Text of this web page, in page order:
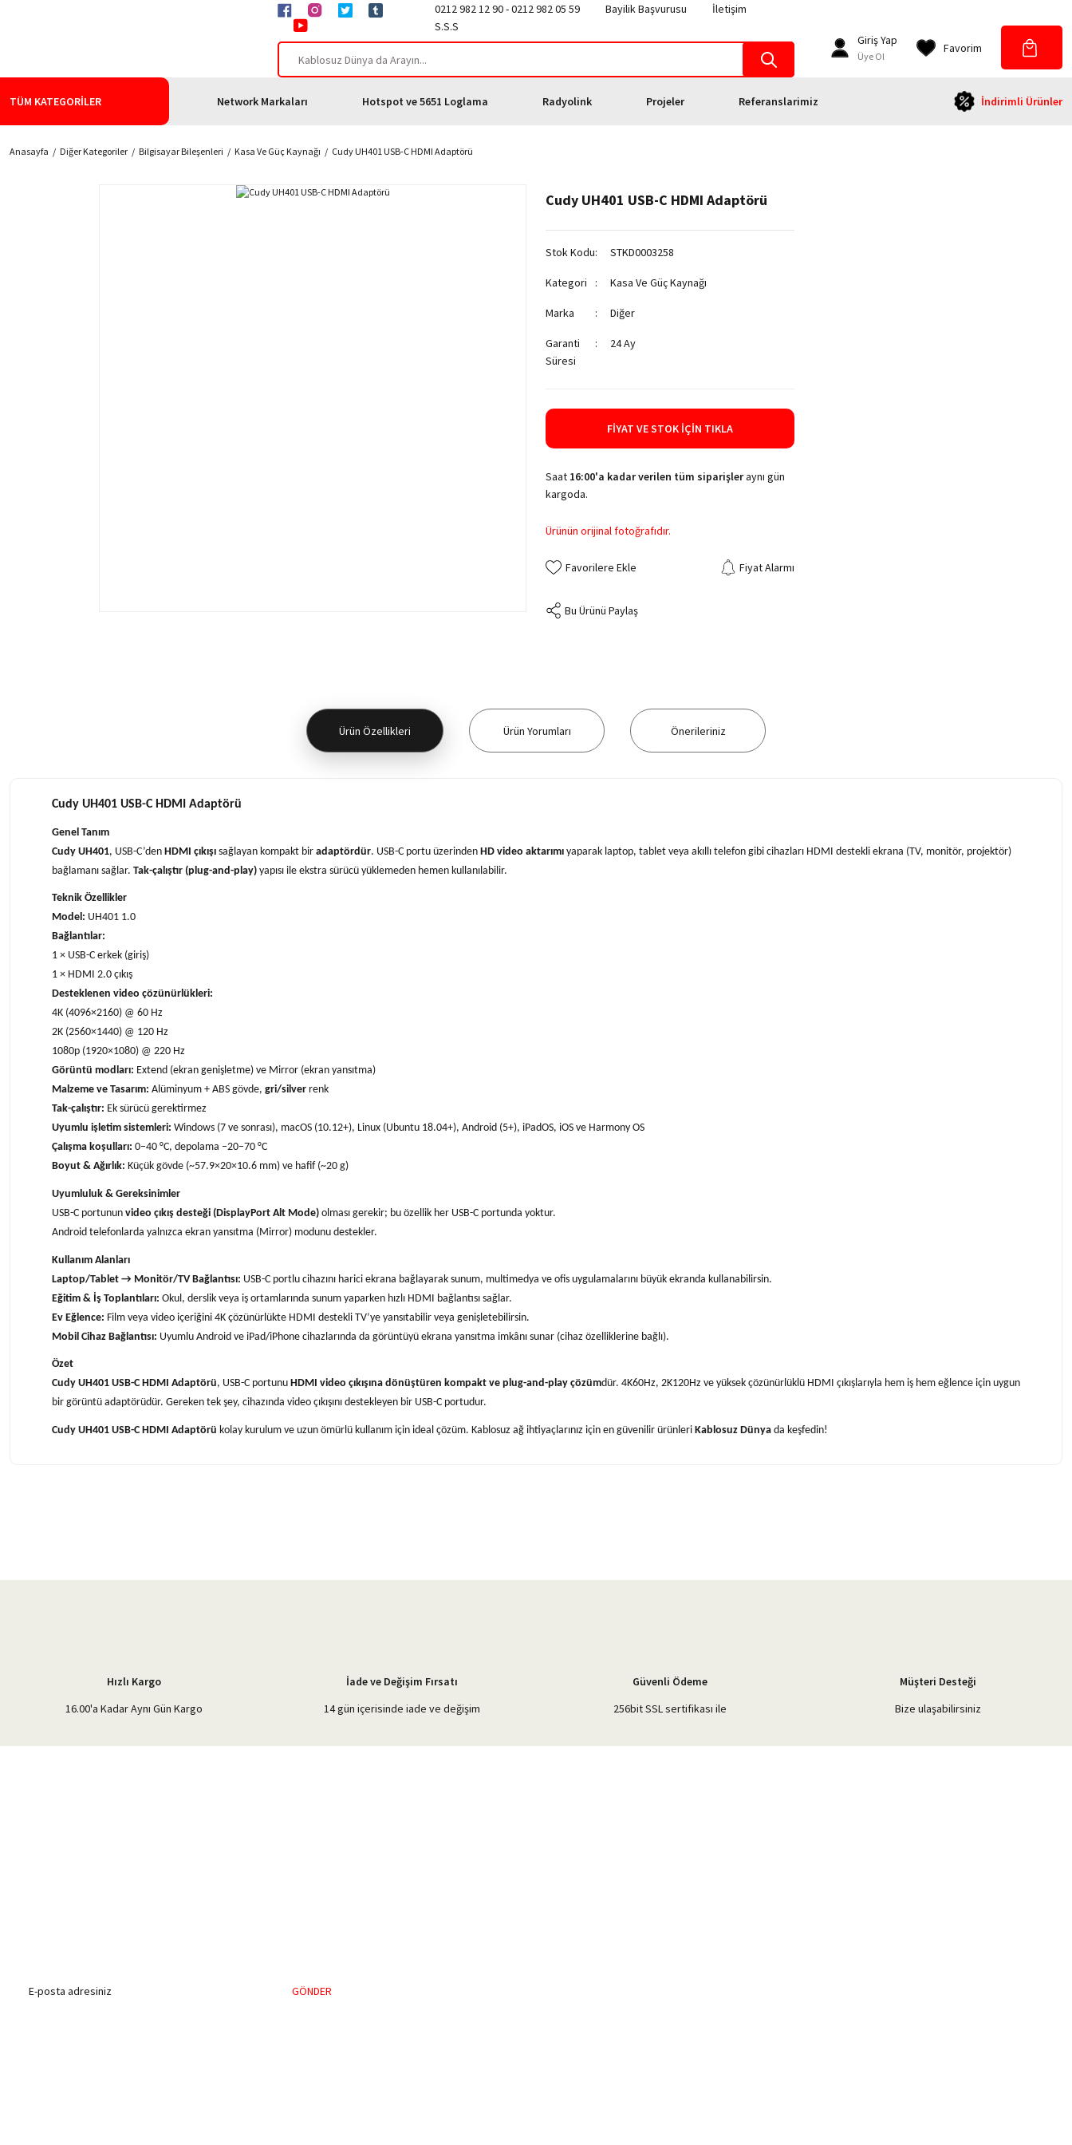
0212 982 12 90 - 0212 982 05 59 Bayilik Başvurusu
İletişim
S.S.S
Giriş Yap
Üye Ol
Favorim
TÜM KATEGORİLER Network Markaları Hotspot ve 5651 Loglama Radyolink Projeler Referanslarimiz İndirimli Ürünler
Anasayfa Diğer Kategoriler Bilgisayar Bileşenleri Kasa Ve Güç Kaynağı Cudy UH401 USB-C HDMI Adaptörü
Cudy UH401 USB-C HDMI Adaptörü
Stok Kodu STKD0003258
Kategori Kasa Ve Güç Kaynağı
Marka Diğer
Garanti
Süresi
24 Ay
FIYAT VE STOK İÇIN TIKLA
Saat 16:00'a kadar verilen tüm siparişleraynı gün
kargoda.
Ürünün orijinal fotoğrafıdır.
Fiyat Alarmı
Bu Ürünü Paylaş
Ürün Özellikleri Ürün Yorumları Önerileriniz
Cudy UH401 USB-C HDMI Adaptörü
Genel Tanım
Cudy UH401, USB-C’den HDMI çıkışı sağlayan kompakt bir adaptördür. USB-C portu üzerinden HD video aktarımı yaparak laptop, tablet veya akıllı telefon gibi cihazları HDMI destekli ekrana (TV, monitör, projektör)
bağlamanı sağlar. Tak-çalıştır (plug-and-play) yapısı ile ekstra sürücü yüklemeden hemen kullanılabilir.
Teknik Özellikler
Model: UH401 1.0
Bağlantılar:
1 × USB-C erkek (giriş)
1 × HDMI 2.0 çıkış
Desteklenen video çözünürlükleri:
4K (4096×2160) @ 60 Hz
2K (2560×1440) @ 120 Hz
1080p (1920×1080) @ 220 Hz
Görüntü modları: Extend (ekran genişletme) ve Mirror (ekran yansıtma)
Malzeme ve Tasarım: Alüminyum + ABS gövde, gri/silver renk
Tak-çalıştır: Ek sürücü gerektirmez
Uyumlu işletim sistemleri: Windows (7 ve sonrası), macOS (10.12+), Linux (Ubuntu 18.04+), Android (5+), iPadOS, iOS ve Harmony OS
Çalışma koşulları: 0–40 °C, depolama –20–70 °C
Boyut & Ağırlık: Küçük gövde (~57.9×20×10.6 mm) ve hafif (~20 g)
Uyumluluk & Gereksinimler
USB-C portunun video çıkış desteği (DisplayPort Alt Mode) olması gerekir; bu özellik her USB-C portunda yoktur.
Android telefonlarda yalnızca ekran yansıtma (Mirror) modunu destekler.
Kullanım Alanları
Laptop/Tablet → Monitör/TV Bağlantısı: USB-C portlu cihazını harici ekrana bağlayarak sunum, multimedya ve ofis uygulamalarını büyük ekranda kullanabilirsin.
Eğitim & İş Toplantıları: Okul, derslik veya iş ortamlarında sunum yaparken hızlı HDMI bağlantısı sağlar.
Ev Eğlence: Film veya video içeriğini 4K çözünürlükte HDMI destekli TV’ye yansıtabilir veya genişletebilirsin.
Mobil Cihaz Bağlantısı: Uyumlu Android ve iPad/iPhone cihazlarında da görüntüyü ekrana yansıtma imkânı sunar (cihaz özelliklerine bağlı).
Özet
Cudy UH401 USB-C HDMI Adaptörü, USB-C portunu HDMI video çıkışına dönüştüren kompakt ve plug-and-play çözümdür. 4K60Hz, 2K120Hz ve yüksek çözünürlüklü HDMI çıkışlarıyla hem iş hem eğlence için uygun
bir görüntü adaptörüdür. Gereken tek şey, cihazında video çıkışını destekleyen bir USB-C portudur.
Cudy UH401 USB-C HDMI Adaptörü kolay kurulum ve uzun ömürlü kullanım için ideal çözüm. Kablosuz ağ ihtiyaçlarınız için en güvenilir ürünleri Kablosuz Dünya da keşfedin!
Hızlı Kargo
16.00'a Kadar Aynı Gün Kargo
İade ve Değişim Fırsatı
14 gün içerisinde iade ve değişim
Güvenli Ödeme
256bit SSL sertifikası ile
Müşteri Desteği
Bize ulaşabilirsiniz
GÖNDER